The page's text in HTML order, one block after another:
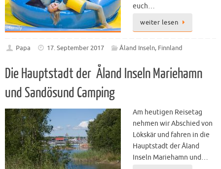
euch…
weiter lesen
Papa 17. September 2017 Åland Inseln, Finnland
Die Hauptstadt der Åland Inseln Mariehamn
und Sandösund Camping
Am heutigen Reisetag
nehmen wir Abschied von
Lökskär und fahren in die
Hauptstadt der Åland
Inseln Mariehamn und…